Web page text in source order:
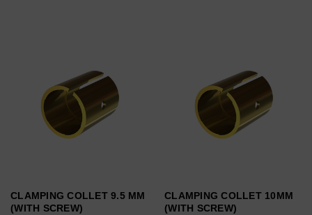
CLAMPING COLLET 9.5 MM
(WITH SCREW)
CLAMPING COLLET 10MM
(WITH SCREW)